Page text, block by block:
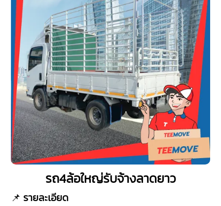
รถ4ล้อใหญ่รับจ้างลาดยาว
📌 รายละเอียด